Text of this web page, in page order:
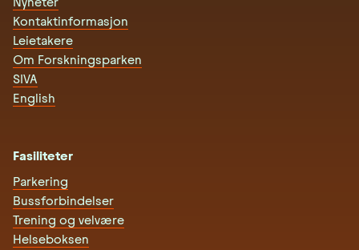
Kontaktinformasjon
Leietakere
Om Forskningsparken
SIVA
English
Fasiliteter
Parkering
Bussforbindelser
Trening og velvære
Helseboksen